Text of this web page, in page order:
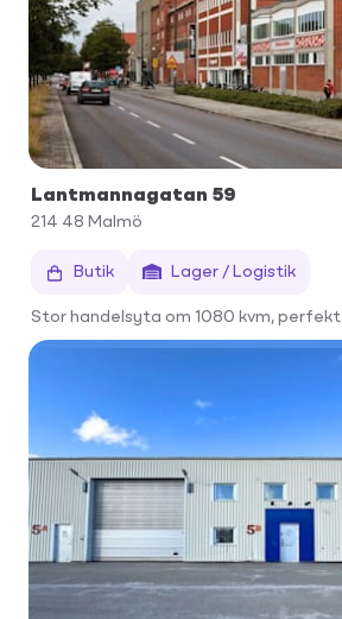
Lantmannagatan 59
214 48 Malmö
Butik Lager / Logistik
Stor handelsyta om 1080 kvm,